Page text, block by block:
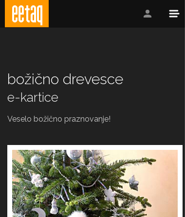
božično drevesce
e-kartice
Veselo božično praznovanje!